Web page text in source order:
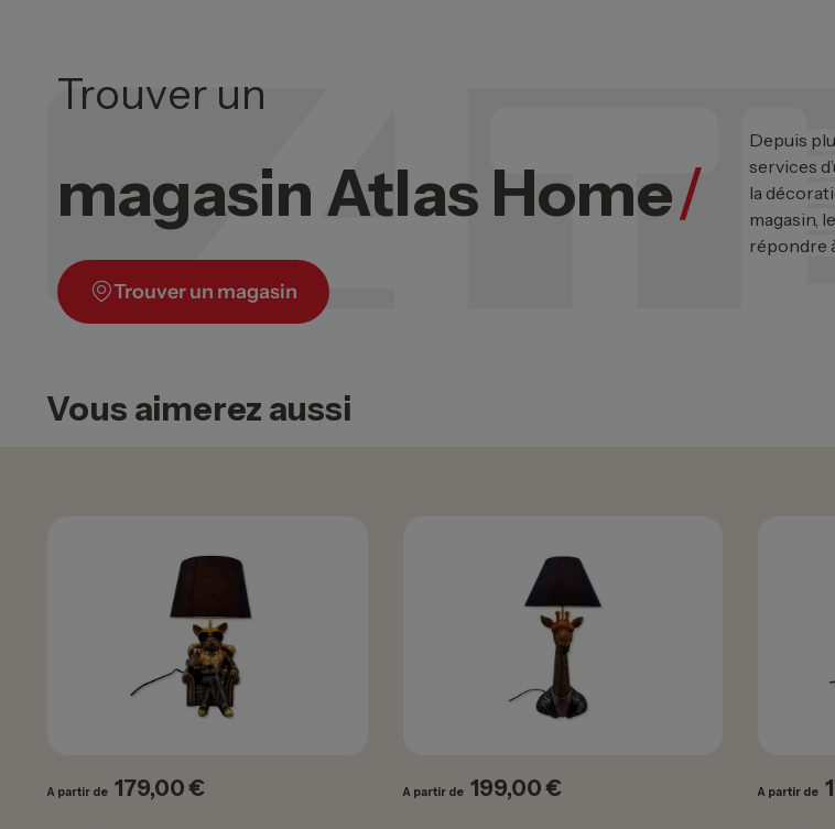
Trouver un
magasin Atlas Home/
Depuis
services
la
magasin,
répondre
Trouver un magasin
Vous aimerez aussi
A partir de Prix
179,00 € A partir de Prix
199,00 € A partir de